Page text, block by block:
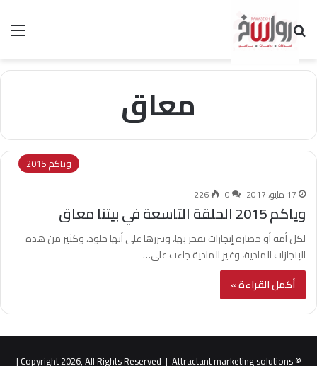
بحث عن
معاق
وياكم 2015
17 مايو، 2017 0
226
وياكم 2015 الحلقة التاسعة في بيتنا معاق
لكل أمة أو حضارة إنجازات تفخر بها، وتبرزها على أنها خلود، وكثير من هذه
الإنجازات المادية، وغير المادية جاءت على…
أكمل القراءة »
© Copyright 2026, All Rights Reserved |
Attractant marketing solutions
|